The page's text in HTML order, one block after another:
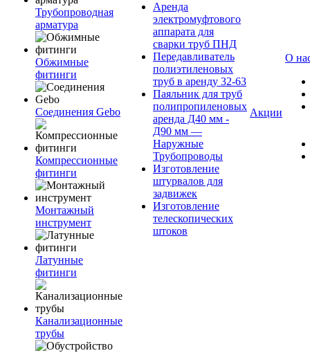
Трубопроводная
арматура
Обжимные
фитинги
Соединения Gebo
Компрессионные
фитинги
Монтажный
инструмент
Латунные
фитинги
Канализационные
трубы
Аренда
электромуфтового
аппарата для
сварки труб ПНД
Передавливатель
полиэтиленовых
труб в аренду 32-63
Паяльник для труб
полипропиленовых
аренда Д40 мм -
Д90 мм —
Наружные
Трубопроводы
Изготовление
штурвалов для
задвижек
Изготовление
телескопических
штоков
Акции
О